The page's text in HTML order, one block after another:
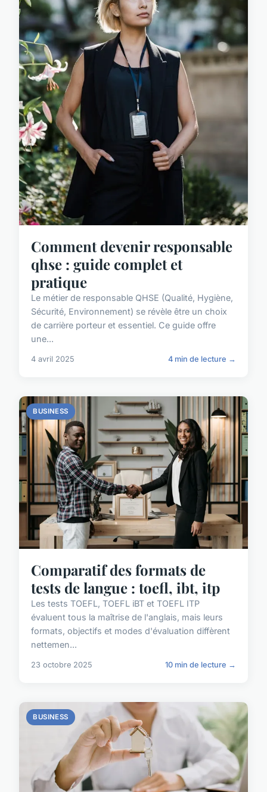
Comment devenir responsable
qhse : guide complet et
pratique
Le métier de responsable QHSE (Qualité, Hygiène,
Sécurité, Environnement) se révèle être un choix
de carrière porteur et essentiel. Ce guide offre
une...
4 avril 2025 4 min de lecture →
BUSINESS
Comparatif des formats de
tests de langue : toefl, ibt, itp
Les tests TOEFL, TOEFL iBT et TOEFL ITP
évaluent tous la maîtrise de l'anglais, mais leurs
formats, objectifs et modes d'évaluation diffèrent
nettemen...
23 octobre 2025 10 min de lecture →
BUSINESS